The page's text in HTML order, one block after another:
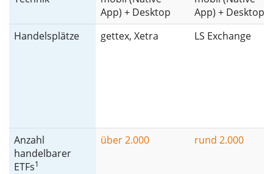
App) + Desktop
App) + Desktop
Handelsplätze
gettex, Xetra LS Exchange
Anzahl
handelbarer
ETFs1
über 2.000 rund 2.000